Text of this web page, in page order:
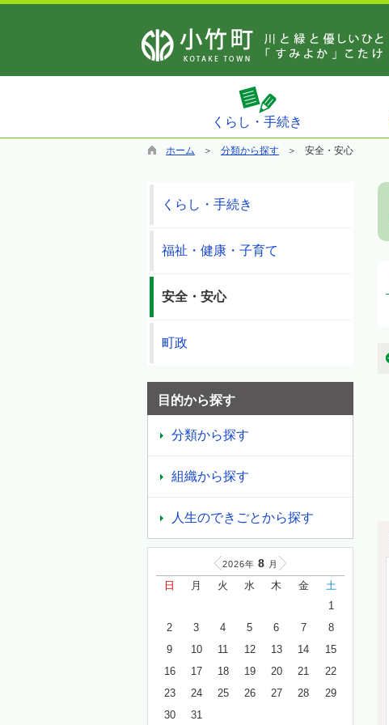
くらし・手続き
ホーム 分類から探す 安全・安心
くらし・手続き
福祉・健康・子育て
安全・安心
町政
目的から探す
分類から探す
組織から探す
人生のできごとから探す
2026年 8 月
日 月 火 水 木 金
土
1
2
3 4 5 6 7
8
9
10 11 12 13 14
15
16
17 18 19 20 21
22
23
24 25 26 27 28
29
30
31